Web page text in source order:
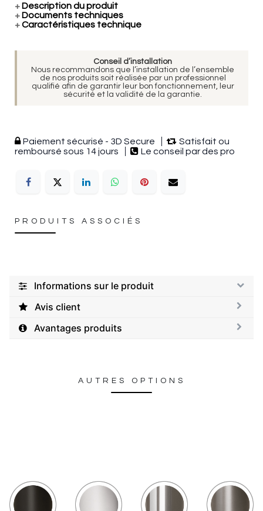
+ Description du produit
+ Documents techniques
+Caractéristiques technique
Conseil d’installation
Nous recommandons que l’installation de l’ensemble
de nos produits soit réalisée par un professionnel
qualifié afin de garantir leur bon fonctionnement, leur
sécurité et la validité de la garantie.
Paiement sécurisé - 3D Secure
Satisfait ou
remboursé sous 14 jours
Le conseil par des pro
PRODUITS ASSOCIÉS
Informations sur le produit
Avis client
Avantages produits
AUTRES OPTIONS